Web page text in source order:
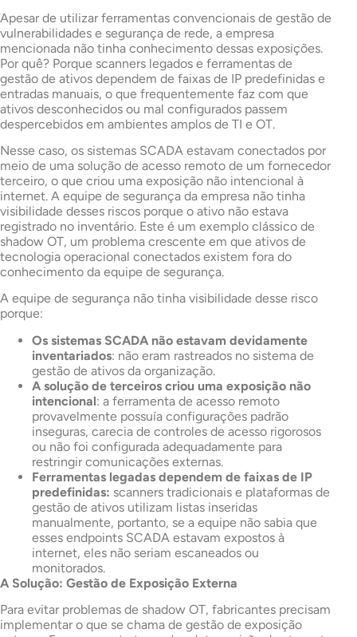
Apesar de utilizar ferramentas convencionais de gestão de
vulnerabilidades e segurança de rede, a empresa
mencionada não tinha conhecimento dessas exposições.
Por quê? Porque scanners legados e ferramentas de
gestão de ativos dependem de faixas de IP predefinidas e
entradas manuais, o que frequentemente faz com que
ativos desconhecidos ou mal configurados passem
despercebidos em ambientes amplos de TI e OT.
Nesse caso, os sistemas SCADA estavam conectados por
meio de uma solução de acesso remoto de um fornecedor
terceiro, o que criou uma exposição não intencional à
internet. A equipe de segurança da empresa não tinha
visibilidade desses riscos porque o ativo não estava
registrado no inventário. Este é um exemplo clássico de
shadow OT, um problema crescente em que ativos de
tecnologia operacional conectados existem fora do
conhecimento da equipe de segurança.
A equipe de segurança não tinha visibilidade desse risco
porque:
Os sistemas SCADA não estavam devidamente
inventariados: não eram rastreados no sistema de
gestão de ativos da organização.
A solução de terceiros criou uma exposição não
intencional: a ferramenta de acesso remoto
provavelmente possuía configurações padrão
inseguras, carecia de controles de acesso rigorosos
ou não foi configurada adequadamente para
restringir comunicações externas.
Ferramentas legadas dependem de faixas de IP
predefinidas: scanners tradicionais e plataformas de
gestão de ativos utilizam listas inseridas
manualmente, portanto, se a equipe não sabia que
esses endpoints SCADA estavam expostos à
internet, eles não seriam escaneados ou
monitorados.
A Solução: Gestão de Exposição Externa
Para evitar problemas de shadow OT, fabricantes precisam
implementar o que se chama de gestão de exposição